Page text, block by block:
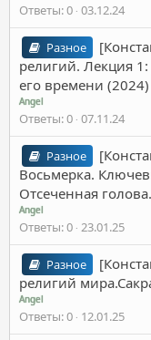
Ответы 0 03.12.24
Разное
религий. Лекция
его времени (2024)
Angel
Ответы 0 07.11.24
Разное
Восьмерка.
Отсеченная
Angel
Ответы 0 23.01.25
Разное
религий
Angel
Ответы 0 12.01.25